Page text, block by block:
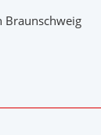
Braunschweig